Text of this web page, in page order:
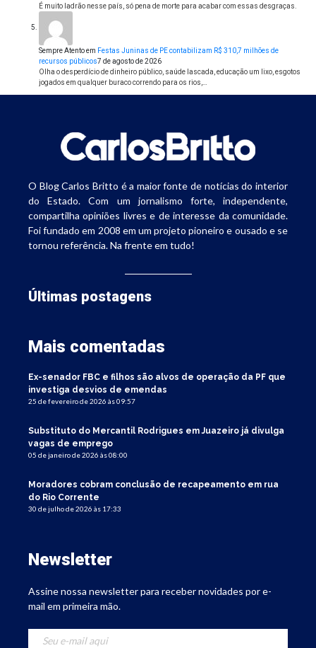
É muito ladrão nesse país, só pena de morte para acabar com essas desgraças.
Sempre Atentoem Festas Juninas de PE contabilizam R$ 310,7 milhões de
recursos públicos7 de agosto de 2026
Olha o desperdício de dinheiro público, saúde lascada, educação um lixo, esgotos
jogados em qualquer buraco correndo para os rios,…
O Blog Carlos Britto é a maior fonte de notícias do interior
do Estado. Com um jornalismo forte, independente,
compartilha opiniões livres e de interesse da comunidade.
Foi fundado em 2008 em um projeto pioneiro e ousado e se
tornou referência. Na frente em tudo!
Últimas postagens
Mais comentadas
Ex-senador FBC e filhos são alvos de operação da PF que
investiga desvios de emendas
25 de fevereiro de 2026 às 09:57
Substituto do Mercantil Rodrigues em Juazeiro já divulga
vagas de emprego
05 de janeiro de 2026 às 08:00
Moradores cobram conclusão de recapeamento em rua
do Rio Corrente
30 de julho de 2026 às 17:33
Newsletter
Assine nossa newsletter para receber novidades por e-
mail em primeira mão.